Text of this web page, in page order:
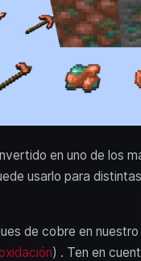
en uno de los
usarlo para
de cobre en
) . Ten en